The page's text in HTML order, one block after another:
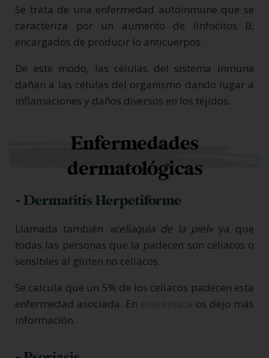
Se trata de una enfermedad autoinmune que se
caracteriza por un aumento de linfocitos B,
encargados de producir lo anticuerpos.
De este modo, las células del sistema inmune
dañan a las células del organismo dando lugar a
inflamaciones y daños diversos en los tejidos.
Enfermedades
dermatológicas
- Dermatitis Herpetiforme
Llamada también «celiaquia de la piel»ya que
todas las personas que la padecen son celiacos o
sensibles al gluten no celíacos.
Se calcula que un 5% de los celiacos padecen esta
enfermedad asociada. En este enlace os dejo más
información.